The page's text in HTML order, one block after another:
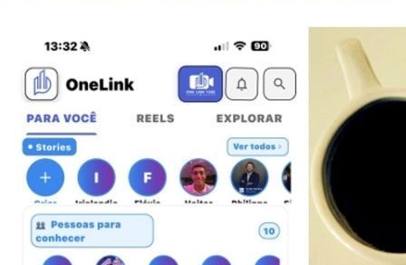
Vitória